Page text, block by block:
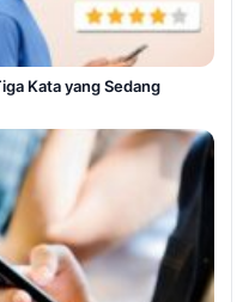
Kata yang Sedang